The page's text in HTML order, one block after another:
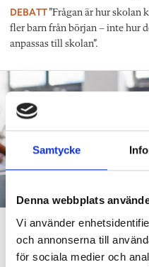
Samtycke
Denna webbplats
Vi använder
och annonserna till
för sociala medier och
DEBATT”Frågan är hur skolan
fler barn från början – inte hur
anpassas till skolan”.
”Att ställa
DEBATT”Att ställa krav är inte